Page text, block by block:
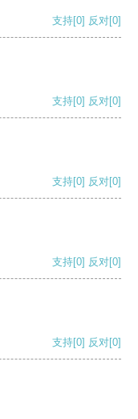
支持[0] 反对[0]
支持[0] 反对[0]
支持[0] 反对[0]
支持[0] 反对[0]
支持[0] 反对[0]